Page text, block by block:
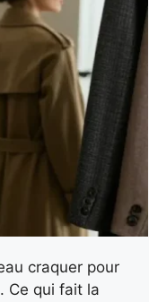
craquer pour
Ce qui fait la